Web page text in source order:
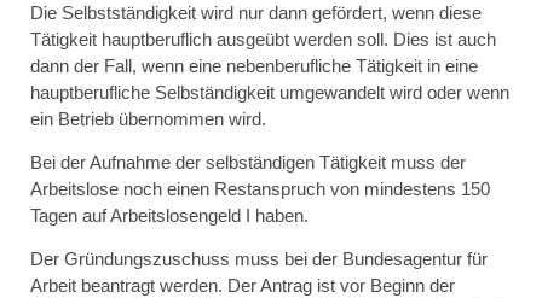
Die Selbstständigkeit wird nur dann gefördert, wenn diese
Tätigkeit hauptberuflich ausgeübt werden soll. Dies ist auch
dann der Fall, wenn eine nebenberufliche Tätigkeit in eine
hauptberufliche Selbständigkeit umgewandelt wird oder wenn
ein Betrieb übernommen wird.
Bei der Aufnahme der selbständigen Tätigkeit muss der
Arbeitslose noch einen Restanspruch von mindestens 150
Tagen auf Arbeitslosengeld I haben.
Der Gründungszuschuss muss bei der Bundesagentur für
Arbeit beantragt werden. Der Antrag ist vor Beginn der